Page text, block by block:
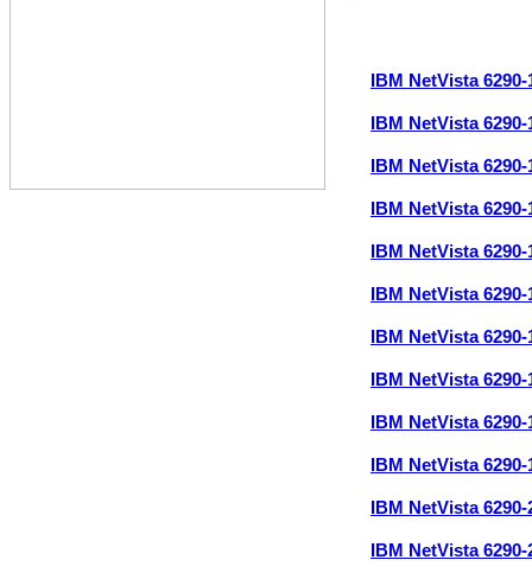
IBM NetVista
IBM NetVista
IBM NetVista
IBM NetVista
IBM NetVista
IBM NetVista
IBM NetVista
IBM NetVista
IBM NetVista
IBM NetVista
IBM NetVista
IBM NetVista